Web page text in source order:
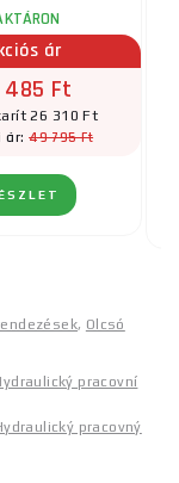
ár
485 Ft
26 310 Ft
ár:49 795 Ft
, Olcsó
pracovní
pracovný